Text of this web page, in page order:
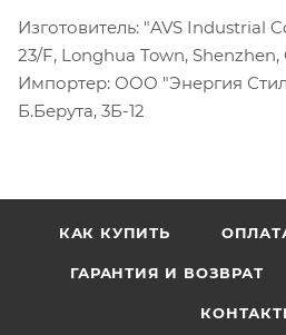
Изготовитель: "AVS Industrial
23/F, Longhua Town, Shenzhen,
Импортер: ООО "Энергия
Б.Берута, 3Б-12
КАК КУПИТЬ
ГАРАНТИЯ И ВОЗВРАТ